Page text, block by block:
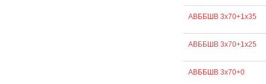
АВББШВ 3х70+1х35
АВББШВ 3х70+1х25
АВББШВ 3х70+0